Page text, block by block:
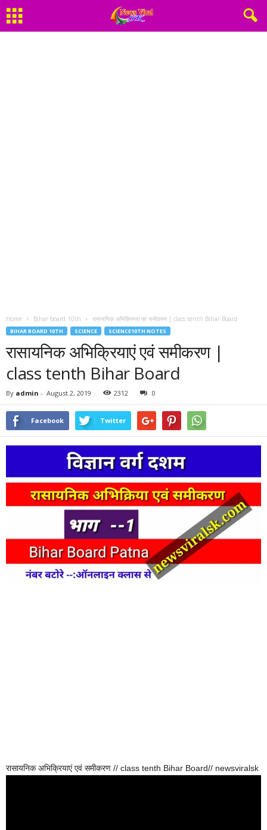
Home Bihar board 10th रासायनिक अभिक्रियाएं एवं समीकरण | class tenth Bihar Board
BIHAR BOARD 10TH SCIENCE SCIENCE10TH NOTES
रासायनिक अभिक्रियाएं एवं समीकरण |
class tenth Bihar Board
By admin - August 2, 2019 2312 0
Facebook Twitter
रासायनिक अभिक्रियाएं एवं समीकरण // class tenth Bihar Board// newsviralsk